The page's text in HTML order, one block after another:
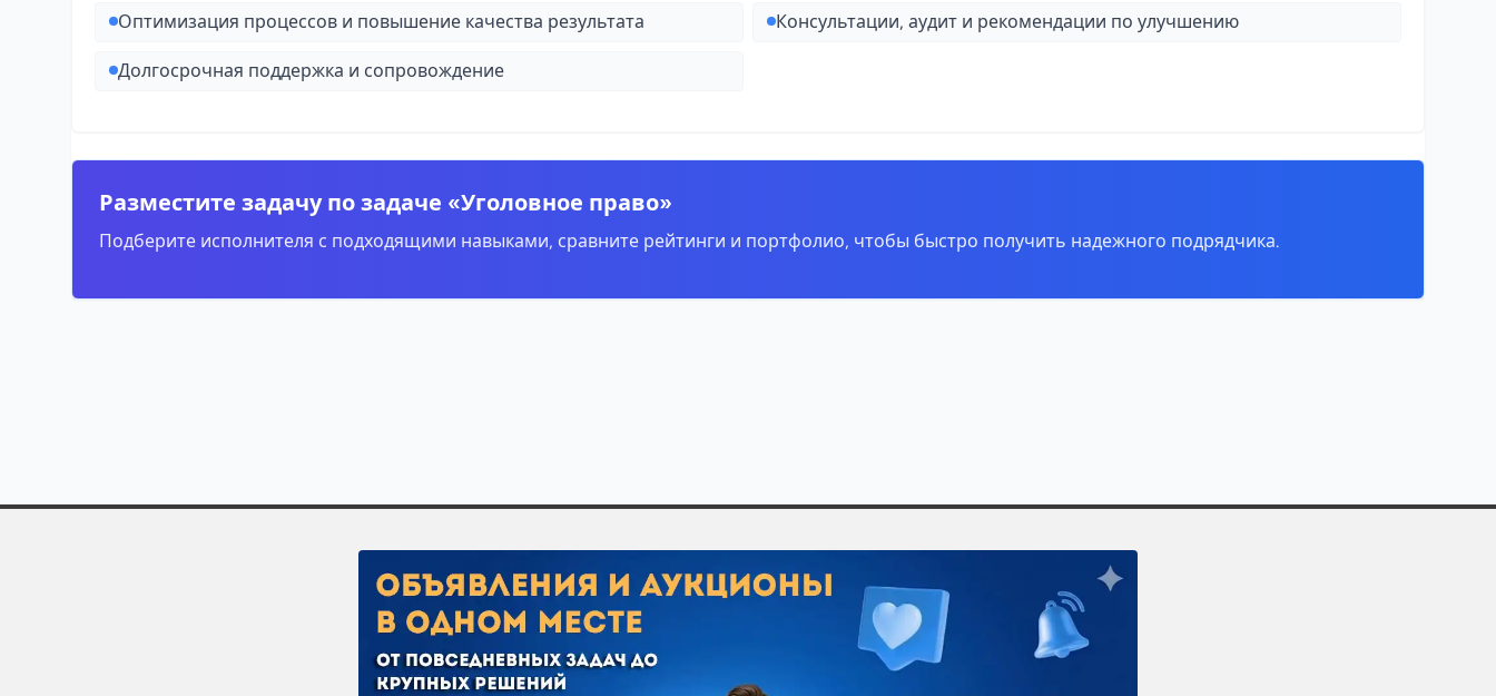
Оптимизация процессов и повышение качества результата Консультации, аудит и рекомендации по улучшению
Долгосрочная поддержка и сопровождение
Разместите задачу по задаче «Уголовное право»
Подберите исполнителя с подходящими навыками, сравните рейтинги и портфолио, чтобы быстро получить надежного подрядчика.